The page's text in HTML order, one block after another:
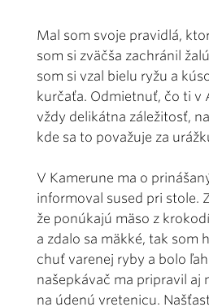
Mal som svoje pravidlá,
som si zväčša zachránil
som si vzal bielu ryžu a
kurčaťa. Odmietnuť, čo ti v
vždy delikátna záležitosť,
kde sa to považuje za
V Kamerune ma o
informoval sused pri stole.
že ponúkajú mäso z
a zdalo sa mäkké, tak som
chuť varenej ryby a bolo
našepkávač ma pripravil aj
na údenú vretenicu.